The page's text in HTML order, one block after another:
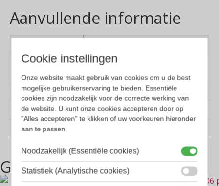
Aanvullende informatie
Montuur
materiaal
Kunststof
Lens materiaal
Glas
Geschikt voor
Dames, Heren
Vorm
Gerelateerde producten
Cookie instellingen
Onze website maakt gebruik van cookies om u de best
mogelijke gebruikerservaring te bieden. Essentiële
cookies zijn noodzakelijk voor de correcte werking van
de website. U kunt onze cookies accepteren door op
"Alles accepteren" te klikken of uw voorkeuren hieronder
aan te passen.
Noodzakelijk (Essentiële cookies)
Statistiek (Analytische cookies)